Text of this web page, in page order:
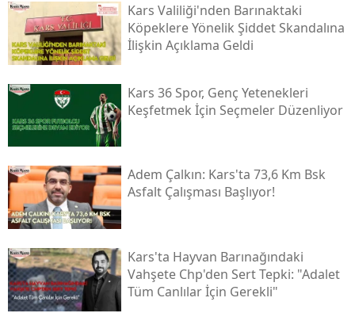
Trabzon
Tunceli
Uşak
Yozgat
Bayburt
Kars Valiliği'nden Barınaktaki
Köpeklere Yönelik Şiddet Skandalına
İlişkin Açıklama Geldi
Kars 36 Spor, Genç Yetenekleri
Keşfetmek İçin Seçmeler Düzenliyor
Adem Çalkın: Kars'ta 73,6 Km Bsk
Asfalt Çalışması Başlıyor!
Kars'ta Hayvan Barınağındaki
Vahşete Chp'den Sert Tepki: "adalet
Tüm Canlılar İçin Gerekli"